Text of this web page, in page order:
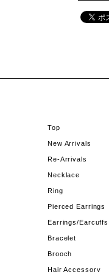
Top
New Arrivals
Re-Arrivals
Necklace
Ring
Pierced Earrings
Earrings/Earcuffs
Bracelet
Brooch
Hair Accessory